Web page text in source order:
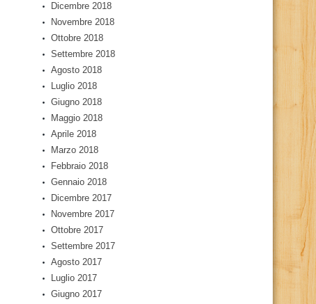
Dicembre 2018
Novembre 2018
Ottobre 2018
Settembre 2018
Agosto 2018
Luglio 2018
Giugno 2018
Maggio 2018
Aprile 2018
Marzo 2018
Febbraio 2018
Gennaio 2018
Dicembre 2017
Novembre 2017
Ottobre 2017
Settembre 2017
Agosto 2017
Luglio 2017
Giugno 2017